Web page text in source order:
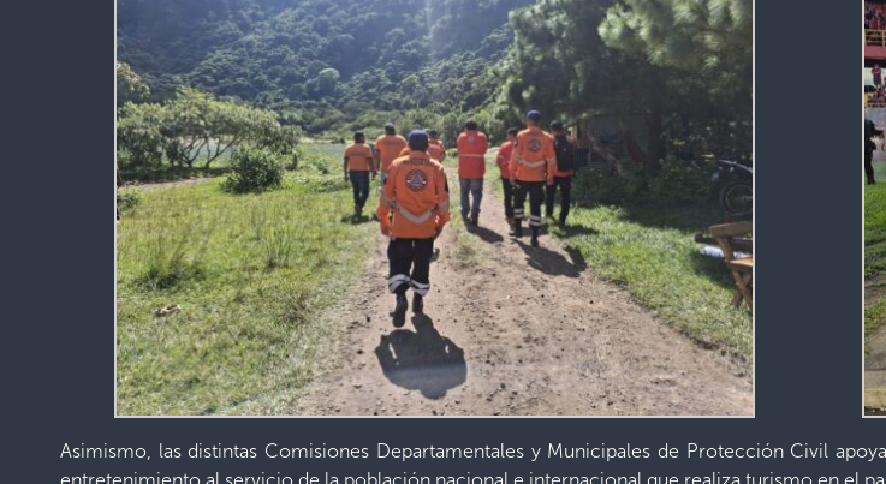
Asimismo, las distintas Comisiones Departamentales y Municipales de Protección Civil